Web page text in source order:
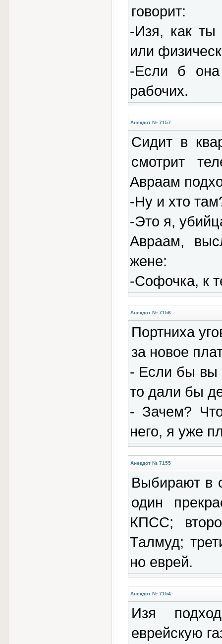
говорит:
-Изя, как ты
или
-Если б
рабочих.
Анекдот № 7157
Сидит в
смотрит
Авраам
-Ну и хто
-Это я,
Авраам,
жене:
-Софочка, к
Анекдот № 7156
Портниха
за новое
- Если бы вы
то дали бы
- Зачем?
него, я уже
Анекдот № 7155
Выбирают в
один
КПСС;
Талмуд;
но еврей.
Анекдот № 7154
Изя
еврейскую